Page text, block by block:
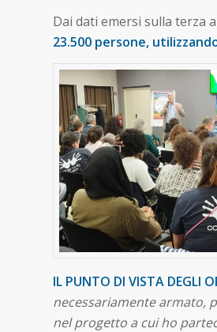
Dai dati emersi sulla terza
23.500 persone,
IL PUNTO DI VISTA DEGLI
necessariamente armato,
nel progetto a cui ho